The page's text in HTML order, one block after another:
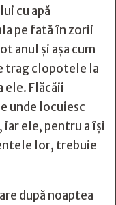
cu apă
pe fată în zorii
anul şi aşa cum
trag clopotele la
ele. Flăcăii
unde locuiesc
ele, pentru a îşi
lor, trebuie
după noaptea